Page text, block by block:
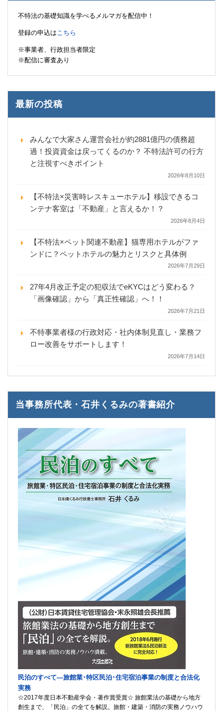
不特法の基礎知識を学べるメルマガを配信中！
登録の申込はこちら
※事業者、行政担当者限定
※配信に審査あり
最新の投稿
みんなで大家さん運営会社が約2881億円の債務超
過！投資資金は戻ってくるのか？ 不特法許可の行方
と注視すべきポイント
2026年8月10日
【不特法×災害時レスキューホテル】移設できるコ
ンテナ客室は「不動産」と言えるか！？
2026年8月4日
【不特法×ペット関連不動産】猫専用ホテルがファ
ンドに？ペットホテルの魅力とリスクと具体例
2026年7月29日
27年4月改正予定の犯収法でeKYCはどう変わる？
「画像確認」から「真正性確認」へ！！
2026年7月21日
不特事業者様の行政対応・社内体制見直し・業務フ
ロー改善をサポートします！
2026年7月14日
当事務所代表・石井くるみの著書紹介
民泊のすべて―旅館業･特区民泊･住宅宿泊事業の制度と合法化
実務
☆2017年度日本不動産学会・著作賞受賞☆ 旅館業法の基礎から地方
創生まで、「民泊」の全てを解説。旅館・建築・消防の実務ノウハウ